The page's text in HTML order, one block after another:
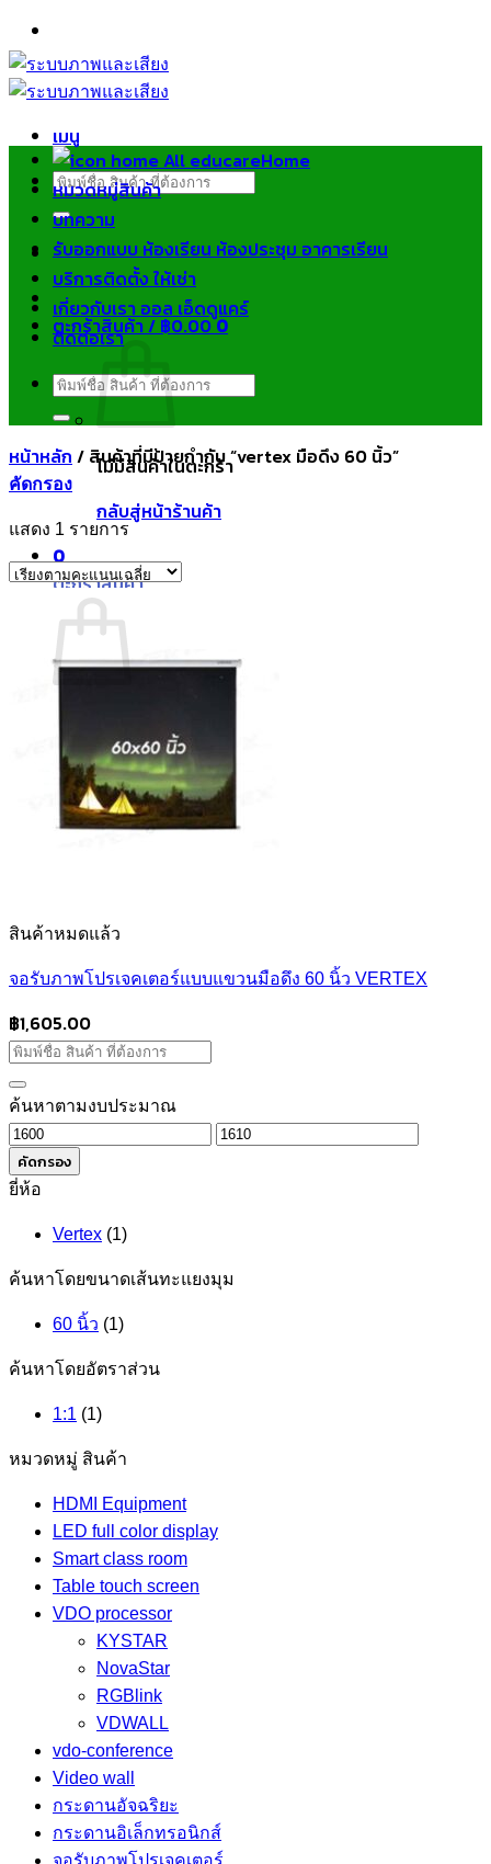
ข้าม
ไป
ยัง
เมนู
ค้นหา:
ตะกร้าสินค้า /฿0.000
ไม่มีสินค้าในตะกร้า
กลับสู่หน้าร้านค้า
0
ตะกร้าสินค้า
กลับสู่หน้าร้านค้า
Home
หมวดหมู่สินค้า
บทความ
รับออกแบบ ห้องเรียน ห้องประชุม อาคารเรียน
บริการติดตั้ง ให้เช่า
เกี่ยวกับเรา ออล เอ็ดดูแคร์
ติดต่อเรา
ค้นหา:
หน้าหลัก / สินค้าที่มีป้ายกำกับ “vertex มือดึง 60 นิ้ว”
คัดกรอง
แสดง 1 รายการ
สินค้าหมดแล้ว
จอรับภาพโปรเจคเตอร์แบบแขวนมือดึง 60 นิ้ว VERTEX
฿1,605.00
ค้นหาตามงบประมาณ
ราคา
ต่ำ
สุด
ราคา
คัดกรอง
ยี่ห้อ
Vertex (1)
ค้นหาโดยขนาดเส้นทะแยงมุม
60 นิ้ว (1)
ค้นหาโดยอัตราส่วน
1:1 (1)
หมวดหมู่ สินค้า
HDMI Equipment
LED full color display
Smart class room
Table touch screen
VDO processor
KYSTAR
NovaStar
RGBlink
VDWALL
vdo-conference
Video wall
กระดานอัจฉริยะ
กระดานอิเล็กทรอนิกส์
จอรับภาพโปรเจคเตอร์